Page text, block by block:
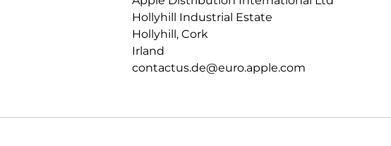
Hollyhill Industrial Estate
Hollyhill, Cork
Irland
contactus.de@euro.apple.com